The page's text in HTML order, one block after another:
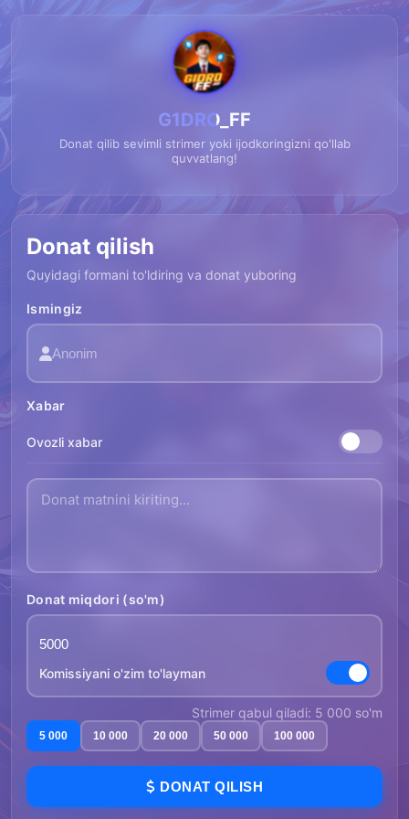
G1DRO_FF
Donat qilib sevimli strimer yoki ijodkoringizni qo'llab
quvvatlang!
Donat qilish
Quyidagi formani to'ldiring va donat yuboring
Ismingiz
Xabar
Ovozli xabar
Donat miqdori (so'm)
Komissiyani o'zim to'layman
Strimer qabul qiladi: 5 000 so'm
5 000 10 000 20 000 50 000 100 000
DONAT QILISH